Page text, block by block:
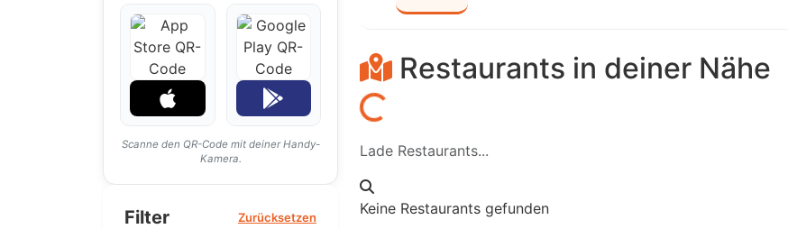
Scanne den QR-Code mit deiner Handy-
Kamera.
Filter Zurücksetzen
Restaurants in deiner Nähe
Laden...
Lade Restaurants...
Keine Restaurants gefunden